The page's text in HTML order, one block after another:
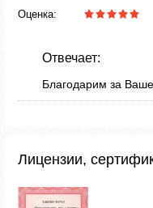
Оценка:
Отвечает:
Благодарим за
Лицензии,